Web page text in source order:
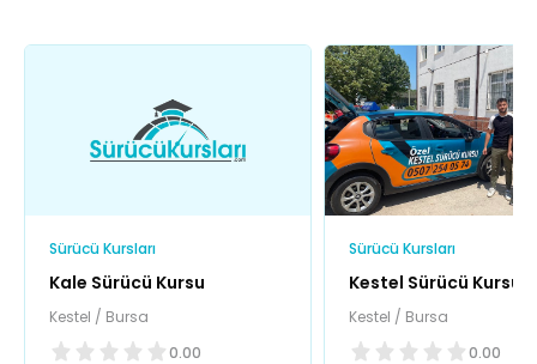
Sürücü Kursları
Kale Sürücü Kursu
Kestel / Bursa
0.00
Sürücü Kursları
Kestel Sürücü Kursu
Kestel / Bursa
0.00